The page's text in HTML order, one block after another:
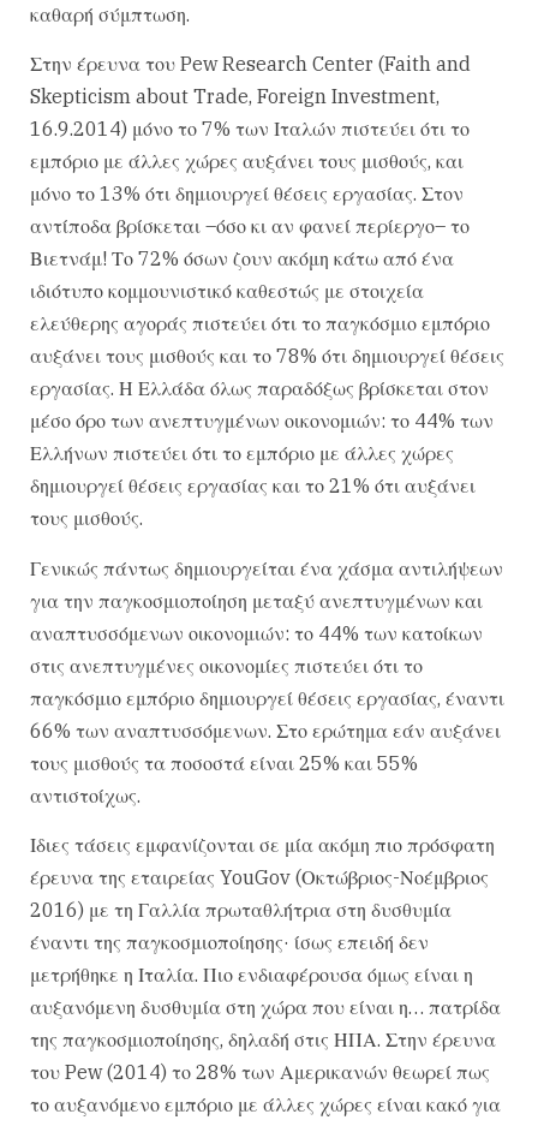
καθαρή σύμπτωση.
Στην έρευνα του Pew Research Center (Faith and
Skepticism about Trade, Foreign Investment,
16.9.2014) μόνο το 7% των Ιταλών πιστεύει ότι το
εμπόριο με άλλες χώρες αυξάνει τους μισθούς, και
μόνο το 13% ότι δημιουργεί θέσεις εργασίας. Στον
αντίποδα βρίσκεται –όσο κι αν φανεί περίεργο– το
Βιετνάμ! Το 72% όσων ζουν ακόμη κάτω από ένα
ιδιότυπο κομμουνιστικό καθεστώς με στοιχεία
ελεύθερης αγοράς πιστεύει ότι το παγκόσμιο εμπόριο
αυξάνει τους μισθούς και το 78% ότι δημιουργεί θέσεις
εργασίας. Η Ελλάδα όλως παραδόξως βρίσκεται στον
μέσο όρο των ανεπτυγμένων οικονομιών: το 44% των
Ελλήνων πιστεύει ότι το εμπόριο με άλλες χώρες
δημιουργεί θέσεις εργασίας και το 21% ότι αυξάνει
τους μισθούς.
Γενικώς πάντως δημιουργείται ένα χάσμα αντιλήψεων
για την παγκοσμιοποίηση μεταξύ ανεπτυγμένων και
αναπτυσσόμενων οικονομιών: το 44% των κατοίκων
στις ανεπτυγμένες οικονομίες πιστεύει ότι το
παγκόσμιο εμπόριο δημιουργεί θέσεις εργασίας, έναντι
66% των αναπτυσσόμενων. Στο ερώτημα εάν αυξάνει
τους μισθούς τα ποσοστά είναι 25% και 55%
αντιστοίχως.
Ιδιες τάσεις εμφανίζονται σε μία ακόμη πιο πρόσφατη
έρευνα της εταιρείας YouGov (Οκτώβριος-Νοέμβριος
2016) με τη Γαλλία πρωταθλήτρια στη δυσθυμία
έναντι της παγκοσμιοποίησης· ίσως επειδή δεν
μετρήθηκε η Ιταλία. Πιο ενδιαφέρουσα όμως είναι η
αυξανόμενη δυσθυμία στη χώρα που είναι η… πατρίδα
της παγκοσμιοποίησης, δηλαδή στις ΗΠΑ. Στην έρευνα
του Pew (2014) το 28% των Αμερικανών θεωρεί πως
το αυξανόμενο εμπόριο με άλλες χώρες είναι κακό για